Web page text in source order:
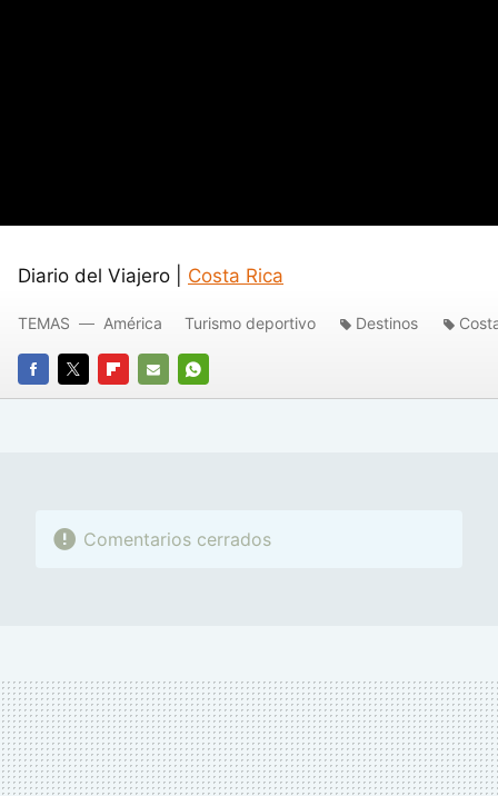
Diario del Viajero | Costa Rica
FACEBOOK
TWITTERFLIPBOARD
E-
WHATSAPP
TEMAS América Turismo deportivo Destinos
Comentarios cerrados